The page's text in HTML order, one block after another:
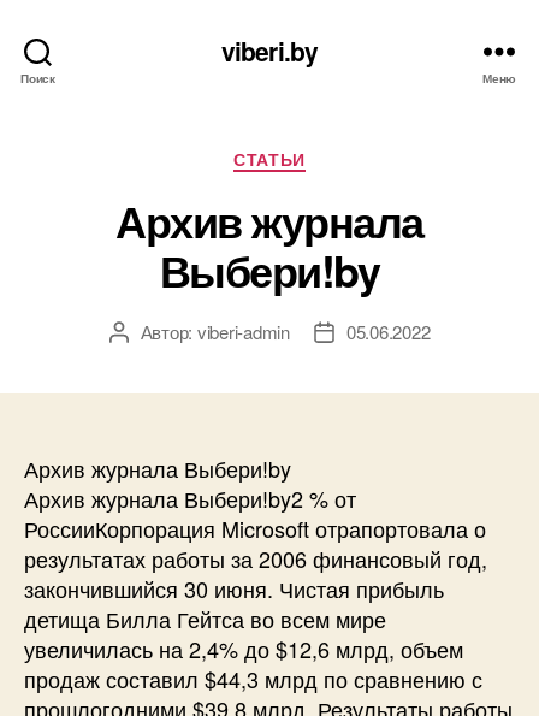
Поиск
viberi.by
Меню
Рубрики
СТАТЬИ
Архив журнала
Выбери!by
АвторАвтор: viberi-admin
Дата05.06.2022
Архив журнала Выбери!by
Архив журнала Выбери!by2 % от
РоссииКорпорация Microsoft отрапортовала о
результатах работы за 2006 финансовый год,
закончившийся 30 июня. Чистая прибыль
детища Билла Гейтса во всем мире
увеличилась на 2,4% до $12,6 млрд, объем
продаж составил $44,3 млрд по сравнению с
прошлогодними $39,8 млрд. Результаты работы